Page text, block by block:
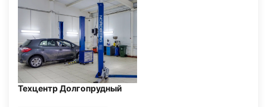
Техцентр Долгопрудный